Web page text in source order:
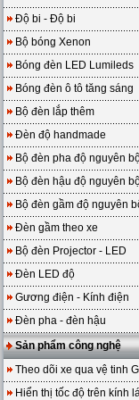
Độ bi - Độ bi
Bộ bóng Xenon
Bóng đèn LED Lumileds
Bóng đèn ô tô tăng sáng
Bộ đèn lắp thêm
Đèn độ handmade
Bộ đèn pha độ nguyên
Bộ đèn hậu độ nguyên
Bộ đèn gầm độ nguyên
Đèn gầm theo xe
Bộ đèn Projector - LED
Đèn LED độ
Gương điện - Kính điện
Đèn pha - đèn hậu
Sản phẩm công nghệ
Theo dõi xe qua vệ tinh
Hiển thị tốc độ trên kính